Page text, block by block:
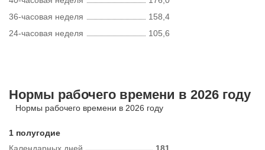
36-часовая неделя
158,4
24-часовая неделя
105,6
Нормы рабочего времени в 2026 году
Нормы рабочего времени в 2026 году
1 полугодие